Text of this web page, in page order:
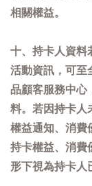
相關權益。
十、持卡人資料
活動資訊，可至
品顧客服務中心
料。若因持卡人
權益通知、消費
持卡權益、消費
形下視為持卡人